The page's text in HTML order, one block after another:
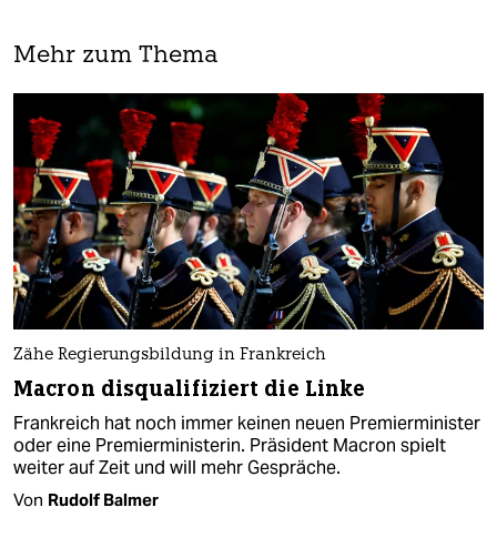
Mehr zum Thema
Zähe Regierungsbildung in Frankreich
Macron disqualifiziert die Linke
Frankreich hat noch immer keinen neuen Premierminister
oder eine Premierministerin. Präsident Macron spielt
weiter auf Zeit und will mehr Gespräche.
Von Rudolf Balmer